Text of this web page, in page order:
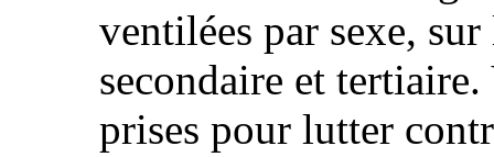
ventilées par sexe,
secondaire et
prises pour lutter